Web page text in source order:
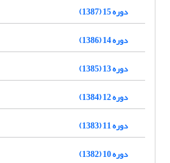
دوره 15 (1387)
دوره 14 (1386)
دوره 13 (1385)
دوره 12 (1384)
دوره 11 (1383)
دوره 10 (1382)